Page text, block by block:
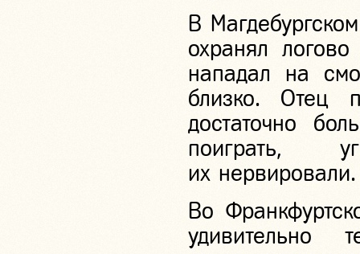
В
охранял
нападал на
близко. Отец
достаточно
поиграть,
их нервировали.
Во